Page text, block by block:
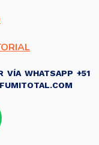
VÍA WHATSAPP +51